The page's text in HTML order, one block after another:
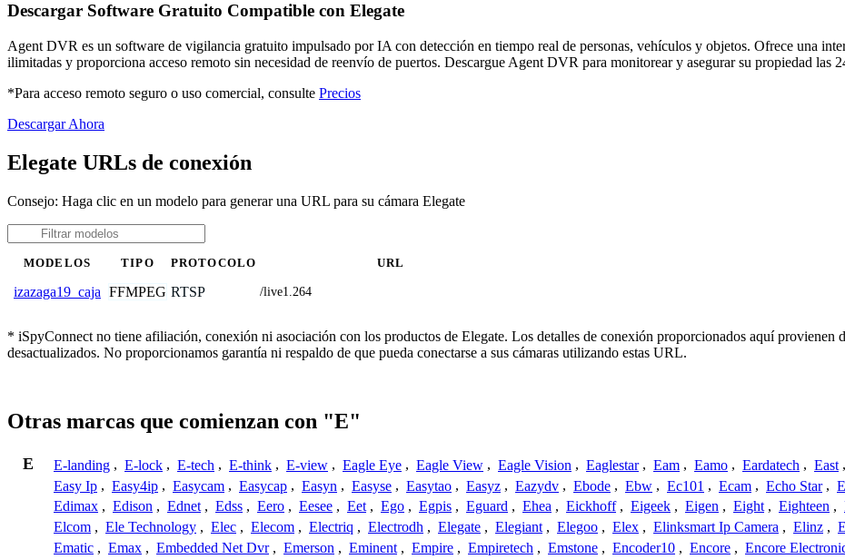
Descargar Software Gratuito Compatible con Elegate
Agent DVR es un software de vigilancia gratuito impulsado por IA con detección en tiempo real de personas, vehículos y objetos. Ofrece una
ilimitadas y proporciona acceso remoto sin necesidad de reenvío de puertos. Descargue Agent DVR para monitorear y asegurar su propiedad las
*Para acceso remoto seguro o uso comercial, consulte Precios
Descargar Ahora
Elegate URLs de conexión
Consejo: Haga clic en un modelo para generar una URL para su cámara Elegate
MODELOS TIPO PROTOCOLO URL
izazaga19_caja FFMPEG RTSP /live1.264
* iSpyConnect no tiene afiliación, conexión ni asociación con los productos de Elegate. Los detalles de conexión proporcionados aquí provienen
desactualizados. No proporcionamos garantía ni respaldo de que pueda conectarse a sus cámaras utilizando estas URL.
Otras marcas que comienzan con "E"
E E-landing , E-lock , E-tech , E-think , E-view , Eagle Eye , Eagle View , Eagle Vision , Eaglestar , Eam , Eamo , Eardatech , East ,
Easy Ip , Easy4ip , Easycam , Easycap , Easyn , Easyse , Easytao , Easyz , Eazydv , Ebode , Ebw , Ec101 , Ecam , Echo Star ,
Edimax , Edison , Ednet , Edss , Eero , Eesee , Eet , Ego , Egpis , Eguard , Ehea , Eickhoff , Eigeek , Eigen , Eight , Eighteen ,
Elcom , Ele Technology , Elec , Elecom , Electriq , Electrodh , Elegate , Elegiant , Elegoo , Elex , Elinksmart Ip Camera , Elinz ,
Ematic , Emax , Embedded Net Dvr , Emerson , Eminent , Empire , Empiretech , Emstone , Encoder10 , Encore , Encore